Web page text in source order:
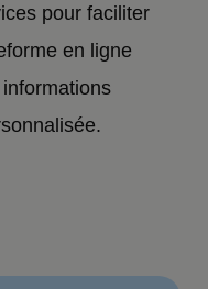
pour faciliter
en ligne